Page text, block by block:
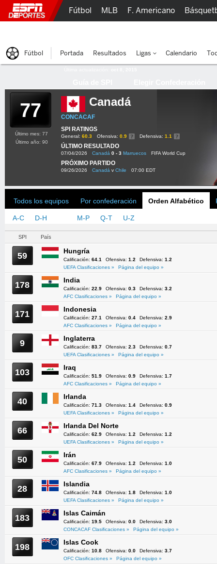
77 Canadá
CONCACAF
SPI RATINGS
General: 60.3 Ofensiva: 0.9 Defensiva: 1.1
ÚLTIMO RESULTADO
07/04/2026 Canadá 0 - 3 Marruecos FIFA World Cup
PRÓXIMO PARTIDO
09/26/2026 Canadá v Chile 07:00 EDT
Último mes: 77
Último año: 90
Todos los equipos Por confederación Orden Alfabético
A-C D-H M-P Q-T U-Z
SPI País
59 Hungría
Calificación: 64.1 Ofensiva: 1.2 Defensiva: 1.2
UEFA Clasificaciones »
Página del equipo »
178 India
Calificación: 22.9 Ofensiva: 0.3 Defensiva: 3.2
AFC Clasificaciones »
Página del equipo »
171 Indonesia
Calificación: 27.1 Ofensiva: 0.4 Defensiva: 2.9
AFC Clasificaciones »
Página del equipo »
9 Inglaterra
Calificación: 83.7 Ofensiva: 2.3 Defensiva: 0.7
UEFA Clasificaciones »
Página del equipo »
103 Iraq
Calificación: 51.9 Ofensiva: 0.9 Defensiva: 1.7
AFC Clasificaciones »
Página del equipo »
40 Irlanda
Calificación: 71.3 Ofensiva: 1.4 Defensiva: 0.9
UEFA Clasificaciones »
Página del equipo »
66 Irlanda Del Norte
Calificación: 62.9 Ofensiva: 1.2 Defensiva: 1.2
UEFA Clasificaciones »
Página del equipo »
50 Irán
Calificación: 67.9 Ofensiva: 1.2 Defensiva: 1.0
AFC Clasificaciones »
Página del equipo »
28 Islandia
Calificación: 74.8 Ofensiva: 1.8 Defensiva: 1.0
UEFA Clasificaciones »
Página del equipo »
183 Islas Caimán
Calificación: 19.5 Ofensiva: 0.0 Defensiva: 3.0
CONCACAF Clasificaciones »
Página del equipo »
198 Islas Cook
Calificación: 10.8 Ofensiva: 0.0 Defensiva: 3.7
OFC Clasificaciones »
Página del equipo »
Fútbol MLB F. Americano
Fútbol Portada Resultados Ligas Calendario